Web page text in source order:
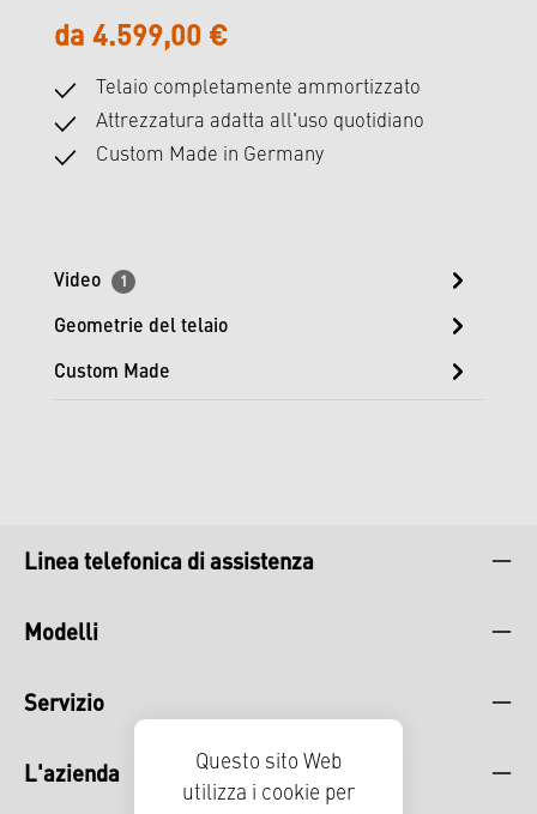
da 4.599,00 €
Telaio completamente ammortizzato
Attrezzatura adatta all'uso quotidiano
Custom Made in Germany
Video 1
Geometrie del telaio
Custom Made
Linea telefonica di assistenza
Modelli
Servizio
L'azienda
Questo sito Web
utilizza i cookie per